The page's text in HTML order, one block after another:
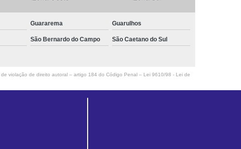
Guararema Guarulhos
São Bernardo do Campo São Caetano do Sul
violação de direito autoral – artigo 184 do Código Penal – Lei 9610/98 - Lei de